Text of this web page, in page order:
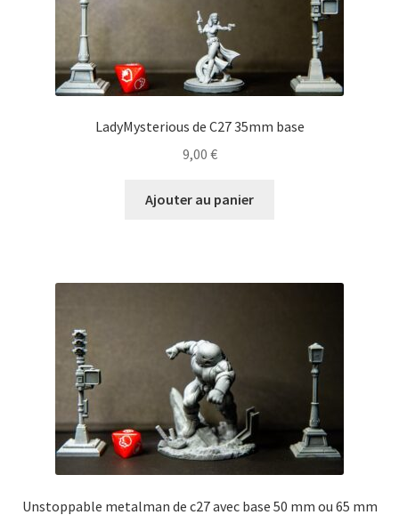
LadyMysterious de C27 35mm base
9,00 €
Ajouter au panier
Unstoppable metalman de c27 avec base 50 mm ou 65 mm